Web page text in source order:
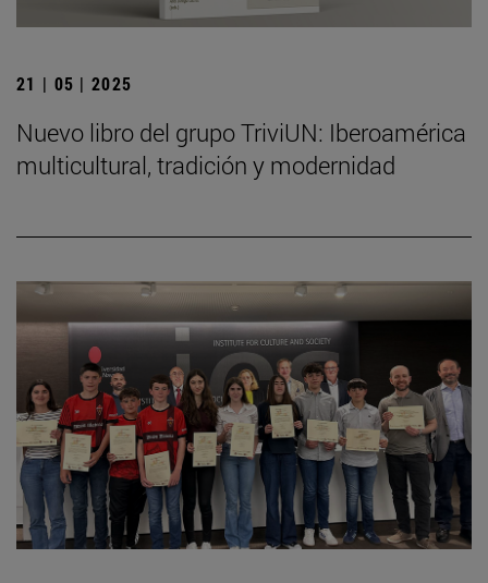
21 | 05 | 2025
Nuevo libro del grupo TriviUN: Iberoamérica
multicultural, tradición y modernidad